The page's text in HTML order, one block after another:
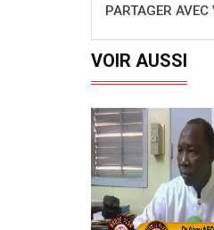
PARTAGER
VOIR AUSSI